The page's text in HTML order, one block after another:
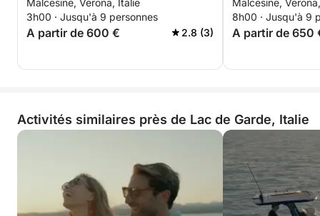
Malcesine
Malcesine, Verona, Italie
3h00 · Jusqu'à 9 personnes
A partir de 600 € 2.8 (3)
Malcesine,
8h00 · Jusqu'à 9
A partir de 650
Activités similaires près de Lac de Garde, Italie